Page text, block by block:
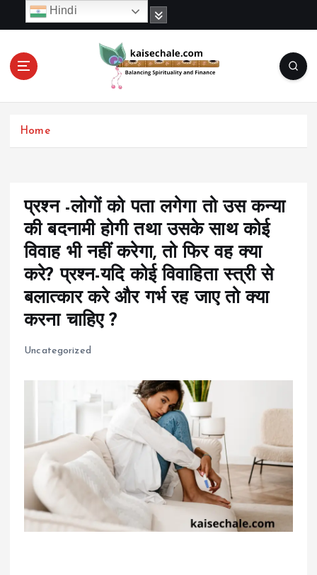
c
Home
प्रश्न -लोगों को पता लगेगा तो उस कन्या
की बदनामी होगी तथा उसके साथ कोई
विवाह भी नहीं करेगा, तो फिर वह क्या
करे? प्रश्न-यदि कोई विवाहिता स्त्री से
बलात्कार करे और गर्भ रह जाए तो क्या
करना चाहिए ?
Uncategorized
Hindi